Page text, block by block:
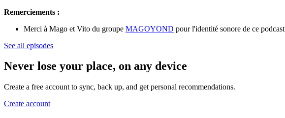
Remerciements :
Merci à Mago et Vito du groupe MAGOYOND pour l'identité sonore de ce podcast
See all episodes
Never lose your place, on any device
Create a free account to sync, back up, and get personal recommendations.
Create account